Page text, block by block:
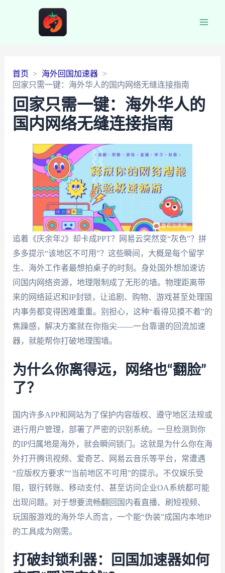
首页
海外回国加速器
回家只需一键：海外华人的国内网络无缝连接指南
回家只需一键：海外华人的
国内网络无缝连接指南
追着《庆余年2》却卡成PPT？网易云突然变“灰色”？拼
多多提示“该地区不可用”？这些瞬间，大概是每个留学
生、海外工作者最想拍桌子的时刻。身处国外想加速访
问国内网络资源，地理限制成了无形的墙。物理距离带
来的网络延迟和IP封锁，让追剧、购物、游戏甚至处理国
内事务都变得困难重重。别担心，这种“看得见摸不着”的
焦躁感，解决方案就在你指尖——一台靠谱的回流加速
器，就能帮你打破地理围墙。
为什么你离得远，网络也“翻脸”
了？
国内许多APP和网站为了保护内容版权、遵守地区法规或
进行用户管理，部署了严密的识别系统。一旦检测到你
的IP归属地是海外，就会瞬间锁门。这就是为什么你在海
外打开腾讯视频、爱奇艺、网易云音乐等平台，常遭遇
“应版权方要求”“当前地区不可用”的提示。不仅娱乐受
阻，银行转账、移动支付、甚至访问企业OA系统都可能
出现问题。对于想要流畅翻回国内看直播、刷短视频、
玩国服游戏的海外华人而言，一个能“伪装”成国内本地IP
的工具成为刚需。
打破封锁利器：回国加速器如何